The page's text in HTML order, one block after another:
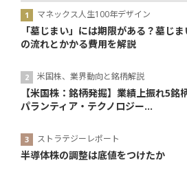
マネックス人生100年デザイン
「墓じまい」には期限がある？墓じま
の流れとかかる費用を解説
米国株、業界動向と銘柄解説
【米国株：銘柄発掘】業績上振れ5銘柄
パランティア・テクノロジー...
ストラテジーレポート
半導体株の調整は底値をつけたか